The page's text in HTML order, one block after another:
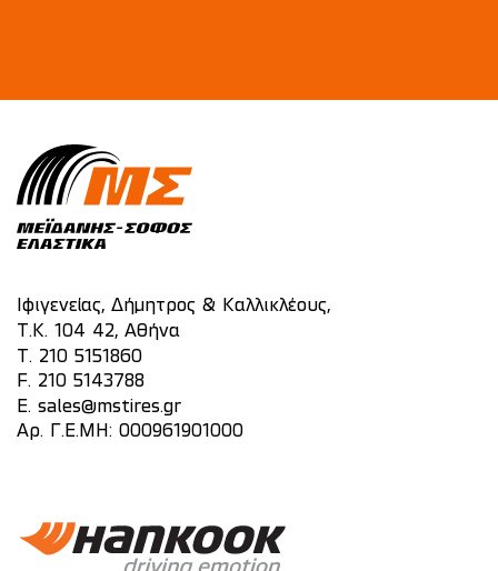
Ιφιγενείας, Δήμητρος & Καλλικλέους,
Τ.Κ. 104 42, Αθήνα
T. 210 5151860
F. 210 5143788
E. sales@mstires.gr
Αρ. Γ.Ε.ΜΗ: 000961901000